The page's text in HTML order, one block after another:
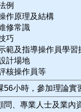
例
作原理及結構
修常識
巧
範及指導操作員學習
計場地
核操作員等
56小時，參加理論實
問、專業人士及業內